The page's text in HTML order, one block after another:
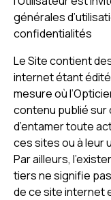
générales
confidentialités
Le Site contient
internet étant
mesure où
contenu publié sur
d’entamer toute
ces sites ou à leur
Par ailleurs,
tiers ne signifie
de ce site internet